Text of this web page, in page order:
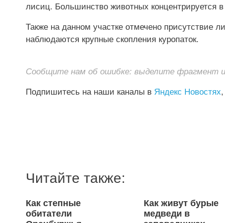
лисиц. Большинство животных концентрируется
Также на данном участке отмечено присутствие
наблюдаются крупные скопления куропаток.
Сообщите нам об ошибке: выделите фрагмент
Подпишитесь на наши каналы в Яндекс Новостях,
Читайте также:
Как степные
обитатели
Как живут бурые
медведи в